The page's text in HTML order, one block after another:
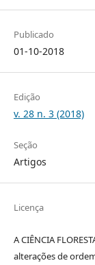
Publicado
01-10-2018
Edição
v. 28 n. 3 (2018)
Seção
Artigos
Licença
A CIÊNCIA
alterações de